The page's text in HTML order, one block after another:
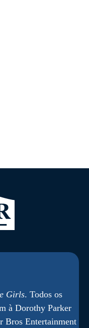
Girls. Todos os
à Dorothy Parker
Bros Entertainment